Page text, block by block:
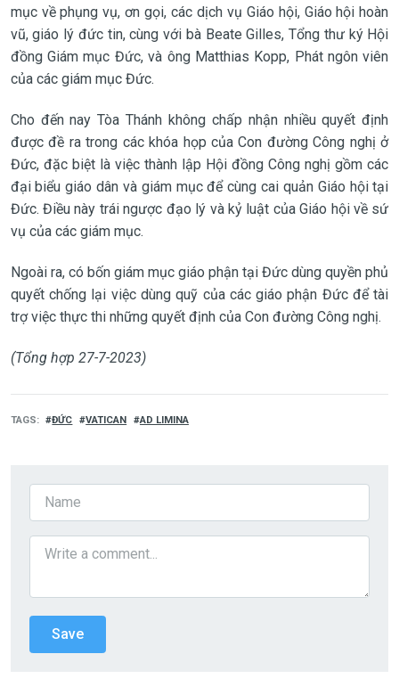
mục về phụng vụ, ơn gọi, các dịch vụ Giáo hội, Giáo hội hoàn
vũ, giáo lý đức tin, cùng với bà Beate Gilles, Tổng thư ký Hội
đồng Giám mục Đức, và ông Matthias Kopp, Phát ngôn viên
của các giám mục Đức.
Cho đến nay Tòa Thánh không chấp nhận nhiều quyết định
được đề ra trong các khóa họp của Con đường Công nghị ở
Đức, đặc biệt là việc thành lập Hội đồng Công nghị gồm các
đại biểu giáo dân và giám mục để cùng cai quản Giáo hội tại
Đức. Điều này trái ngược đạo lý và kỷ luật của Giáo hội về sứ
vụ của các giám mục.
Ngoài ra, có bốn giám mục giáo phận tại Đức dùng quyền phủ
quyết chống lại việc dùng quỹ của các giáo phận Đức để tài
trợ việc thực thi những quyết định của Con đường Công nghị.
(Tổng hợp 27-7-2023)
TAGS ĐỨC VATICAN AD LIMINA